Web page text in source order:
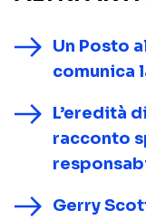
Un Posto
comunica
L’eredità
racconto
Gerry